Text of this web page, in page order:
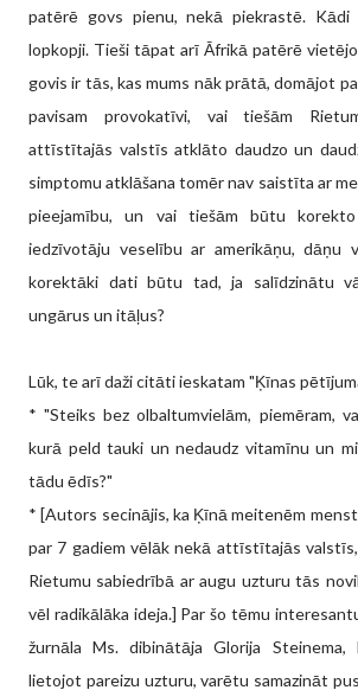
patērē govs pienu, nekā piekrastē.
lopkopji. Tieši tāpat arī Āfrikā patērē
govis ir tās, kas mums nāk prātā, domājot
pavisam provokatīvi, vai tiešām
attīstītajās valstīs atklāto daudzo un
simptomu atklāšana tomēr nav saistīta ar
pieejamību, un vai tiešām būtu
iedzīvotāju veselību ar amerikāņu, dāņu
korektāki dati būtu tad, ja salīdzinātu
ungārus un itāļus?
Lūk, te arī daži citāti ieskatam "Ķīnas
* "Steiks bez olbaltumvielām, piemēram,
kurā peld tauki un nedaudz vitamīnu un
tādu ēdīs?"
* [Autors secinājis, ka Ķīnā meitenēm
par 7 gadiem vēlāk nekā attīstītajās
Rietumu sabiedrībā ar augu uzturu tās
vēl radikālāka ideja.] Par šo tēmu
žurnāla Ms. dibinātāja Glorija Steinema,
lietojot pareizu uzturu, varētu samazināt